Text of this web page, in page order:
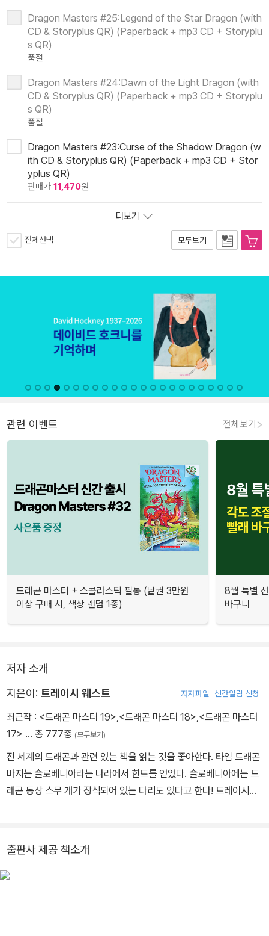
Dragon Masters #25:Legend of the Star Dragon (with
CD & Storyplus QR) (Paperback + mp3 CD + Storyplu
s QR)
품절
Dragon Masters #24:Dawn of the Light Dragon (with
CD & Storyplus QR) (Paperback + mp3 CD + Storyplu
s QR)
품절
Dragon Masters #23:Curse of the Shadow Dragon (w
ith CD & Storyplus QR) (Paperback + mp3 CD + Stor
yplus QR)
판매가 11,470원
더보기
전체선택 모두보기
관련 이벤트 전체보기
드래곤 마스터 + 스콜라스틱 필통 (낱권 3만원
이상 구매 시, 색상 랜덤 1종)
8월 특별
바구니
저자 소개
지은이: 트레이시 웨스트 저자파일 신간알림 신청
최근작 : <드래곤 마스터 19>,<드래곤 마스터 18>,<드래곤 마스터
17> … 총 777종 (모두보기)
전 세계의 드래곤과 관련 있는 책을 읽는 것을 좋아한다. 타임 드래곤
마지는 슬로베니아라는 나라에서 힌트를 얻었다. 슬로베니아에는 드
래곤 동상 스무 개가 장식되어 있는 다리도 있다고 한다! 트레이시는
출판사 제공 책소개